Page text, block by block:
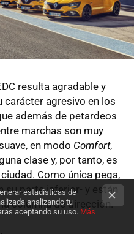
resulta agradable y
carácter agresivo en los
además de petardeos
marchas son muy
en modo Comfort,
clase y, por tanto, es
Como única pega,
su parte inferior- y están
columna de dirección.
estadísticas de
analizando tu
aceptando su uso. Más